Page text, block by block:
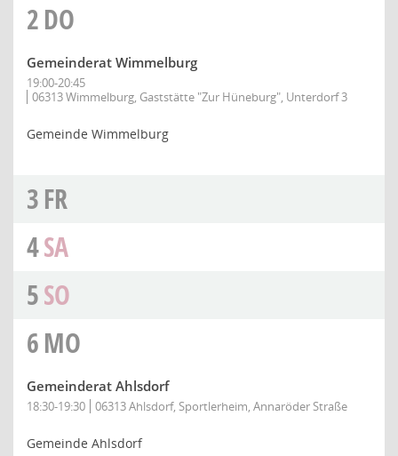
2DO
Gemeinderat Wimmelburg
19:00-20:45
06313 Wimmelburg, Gaststätte "Zur Hüneburg", Unterdorf 3
Gemeinde Wimmelburg
3FR
4SA
5SO
6MO
Gemeinderat Ahlsdorf
18:30-19:30 06313 Ahlsdorf, Sportlerheim, Annaröder Straße
Gemeinde Ahlsdorf